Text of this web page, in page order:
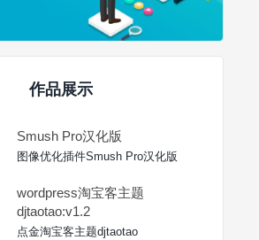
作品展示
Smush Pro汉化版
图像优化插件Smush Pro汉化版
wordpress淘宝客主题
djtaotao:v1.2
点金淘宝客主题djtaotao